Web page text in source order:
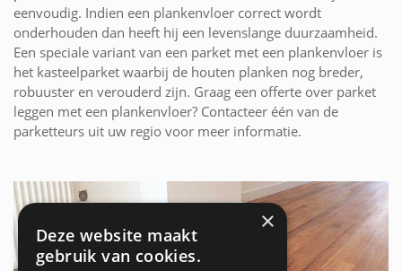
eenvoudig. Indien een plankenvloer correct wordt
onderhouden dan heeft hij een levenslange duurzaamheid.
Een speciale variant van een parket met een plankenvloer is
het kasteelparket waarbij de houten planken nog breder,
robuuster en verouderd zijn. Graag een offerte over parket
leggen met een plankenvloer? Contacteer één van de
parketteurs uit uw regio voor meer informatie.
×
Deze website maakt
gebruik van cookies.